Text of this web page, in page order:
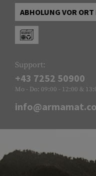
ABHOLUNG VOR
Support:
+43 7252 50900
Mo - Do: 09:00 - 12:00 &